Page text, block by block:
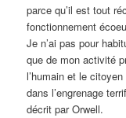
parce qu’il est tout
fonctionnement
Je n’ai pas pour
que de mon activité
l’humain et le
dans l’engrenage
décrit par Orwell.